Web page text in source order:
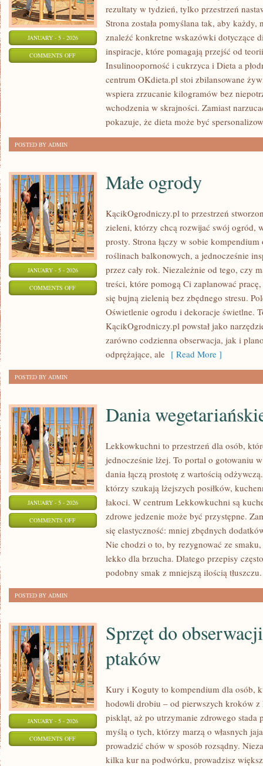
JANUARY - 5 - 2026
COMMENTS OFFON
rezultaty w tydzień, tylko przestrzeń
Strona została pomyślana tak, aby każdy,
znaleźć konkretne wskazówki dotyczące
inspiracje, które pomagają przejść od
Insulinooporność i cukrzyca i Dieta a
centrum OKdieta.pl stoi zbilansowane
wspiera zrzucanie kilogramów bez
wchodzenia w skrajności. Zamiast
pokazuje, że dieta może być
POSTED BY ADMIN
JANUARY - 5 - 2026
COMMENTS OFFON
Małe ogrody
KącikOgrodniczy.pl to przestrzeń
zieleni, którzy chcą rozwijać swój ogród,
prosty. Strona łączy w sobie
roślinach balkonowych, a jednocześnie
przez cały rok. Niezależnie od tego, czy
treści, które pomogą Ci zaplanować
się bujną zielenią bez zbędnego stresu.
Oświetlenie ogrodu i dekoracje świetlne.
KącikOgrodniczy.pl powstał jako
zarówno codzienna obserwacja, jak i
odprężające, ale [ Read More ]
POSTED BY ADMIN
JANUARY - 5 - 2026
COMMENTS OFFON
WEGETARIAŃSKIE
Dania
Lekkowkuchni to przestrzeń dla osób,
jednocześnie lżej. To portal o gotowaniu
dania łączą prostotę z wartością
którzy szukają lżejszych posiłków,
łakoci. W centrum Lekkowkuchni są
zdrowe jedzenie może być przystępne.
się elastyczność: mniej zbędnych
Nie chodzi o to, by rezygnować ze
lekko dla brzucha. Dlatego przepisy
podobny smak z mniejszą ilością tłuszczu.
POSTED BY ADMIN
JANUARY - 5 - 2026
COMMENTS OFFON
Sprzęt do
ptaków
Kury i Koguty to kompendium dla osób,
hodowli drobiu – od pierwszych kroków
piskląt, aż po utrzymanie zdrowego stada
myślą o tych, którzy marzą o własnych
prowadzić chów w sposób rozsądny.
kilka kur na podwórku, prowadzisz